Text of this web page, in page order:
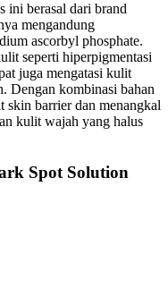
ini berasal dari brand
mengandung
ascorbyl phosphate.
seperti hiperpigmentasi
juga mengatasi kulit
Dengan kombinasi bahan
barrier dan menangkal
kulit wajah yang halus
Spot Solution